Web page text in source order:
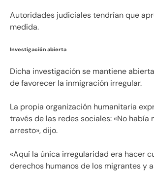
Autoridades judiciales tendrían que
medida.
Investigación abierta
Dicha investigación se mantiene
de favorecer la inmigración irregular.
La propia organización humanitaria
través de las redes sociales: «No había
arresto», dijo.
«Aquí la única irregularidad era hacer
derechos humanos de los migrantes y